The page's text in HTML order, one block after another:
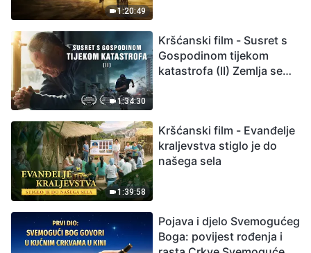
1:20:49
1:34:30
Kršćanski film - Susret s
Gospodinom tijekom
katastrofa (II) Zemlja se
1:39:58
Kršćanski film - Evanđelje
kraljevstva stiglo je do
našega sela
Pojava i djelo Svemogućeg
Boga: povijest rođenja i